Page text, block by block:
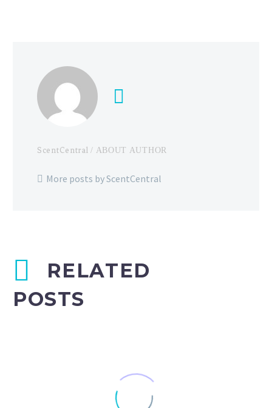
ScentCentral/ ABOUT AUTHOR
More posts by ScentCentral
RELATED
POSTS